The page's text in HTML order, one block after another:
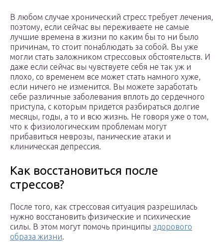
В любом случае хронический стресс требует лечения,
поэтому, если сейчас вы переживаете не самые
лучшие времена в жизни по каким бы то ни было
причинам, то стоит понаблюдать за собой. Вы уже
могли стать заложником стрессовых обстоятельств. И
даже если сейчас вы чувствуете себя не так уж и
плохо, со временем все может стать намного хуже,
если ничего не изменится. Вы можете заработать
себе различные заболевания вплоть до сердечного
приступа, с которым придется разбираться долгие
месяцы, годы, а то и всю жизнь. Не говоря уже о том,
что к физиологическим проблемам могут
прибавиться неврозы, панические атаки и
клиническая депрессия.
Как восстановиться после
стрессов?
После того, как стрессовая ситуация разрешилась
нужно восстановить физические и психические
силы. В этом могут помочь принципы здорового
образа жизни.